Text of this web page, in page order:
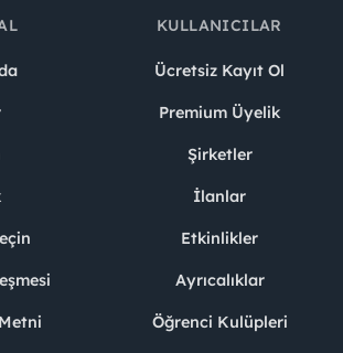
KULLANICILAR
Ücretsiz Kayıt Ol
Premium Üyelik
Şirketler
İlanlar
Etkinlikler
Ayrıcalıklar
Öğrenci Kulüpleri